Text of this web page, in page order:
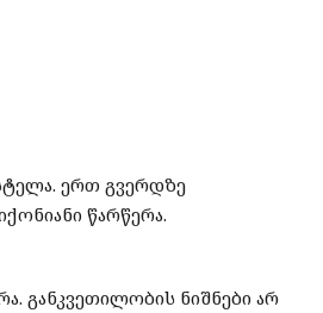
ერთ გვერდზე
წარწერა.
განკვეთილობის ნიშნები არ